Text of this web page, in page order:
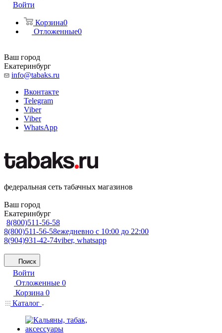
Войти
Корзина0
Отложенные0
Ваш город
Екатеринбург
info@tabaks.ru
Вконтакте
Telegram
Viber
Viber
WhatsApp
федеральная сеть табачных магазинов
Ваш город
Екатеринбург
8(800)511-56-58
8(800)511-56-58ежедневно с 10:00 до 22:00
8(904)931-42-74viber, whatsapp
Поиск
Войти
Отложенные 0
Корзина 0
Каталог